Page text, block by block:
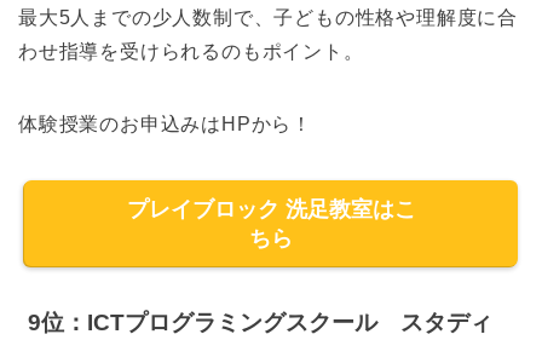
最大5人までの少人数制で、子どもの性格や理解度に合
わせ指導を受けられるのもポイント。
体験授業のお申込みはHPから！
プレイブロック 洗足教室はこ
ちら
9位：ICTプログラミングスクール スタディ